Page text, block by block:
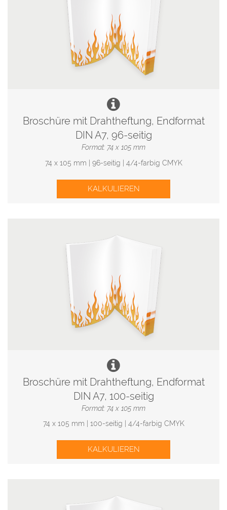
Broschüre mit Drahtheftung, Endformat
DIN A7, 96-seitig
Format: 74 x 105 mm
74 x 105 mm | 96-seitig | 4/4-farbig CMYK
KALKULIEREN
Broschüre mit Drahtheftung, Endformat
DIN A7, 100-seitig
Format: 74 x 105 mm
74 x 105 mm | 100-seitig | 4/4-farbig CMYK
KALKULIEREN